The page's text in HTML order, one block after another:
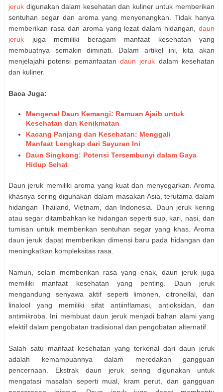
jeruk digunakan dalam kesehatan dan kuliner untuk memberikan
sentuhan segar dan aroma yang menyenangkan. Tidak hanya
memberikan rasa dan aroma yang lezat dalam hidangan, daun
jeruk juga memiliki beragam manfaat kesehatan yang
membuatnya semakin diminati. Dalam artikel ini, kita akan
menjelajahi potensi pemanfaatan daun jeruk dalam kesehatan
dan kuliner.
Baca Juga:
Mengenal Daun Kemangi: Ramuan Ajaib untuk
Kesehatan dan Kenikmatan
Kacang Panjang dan Kesehatan: Menggali
Manfaat Lengkap dari Sayuran Ini
Daun Singkong: Potensi Tersembunyi dalam Gaya
Hidup Sehat
Daun jeruk memiliki aroma yang kuat dan menyegarkan. Aroma
khasnya sering digunakan dalam masakan Asia, terutama dalam
hidangan Thailand, Vietnam, dan Indonesia. Daun jeruk kering
atau segar ditambahkan ke hidangan seperti sup, kari, nasi, dan
tumisan untuk memberikan sentuhan segar yang khas. Aroma
daun jeruk dapat memberikan dimensi baru pada hidangan dan
meningkatkan kompleksitas rasa.
Namun, selain memberikan rasa yang enak, daun jeruk juga
memiliki manfaat kesehatan yang penting. Daun jeruk
mengandung senyawa aktif seperti limonen, citronellal, dan
linalool yang memiliki sifat antiinflamasi, antioksidan, dan
antimikroba. Ini membuat daun jeruk menjadi bahan alami yang
efektif dalam pengobatan tradisional dan pengobatan alternatif.
Salah satu manfaat kesehatan yang terkenal dari daun jeruk
adalah kemampuannya dalam meredakan gangguan
pencernaan. Ekstrak daun jeruk sering digunakan untuk
mengatasi masalah seperti mual, kram perut, dan gangguan